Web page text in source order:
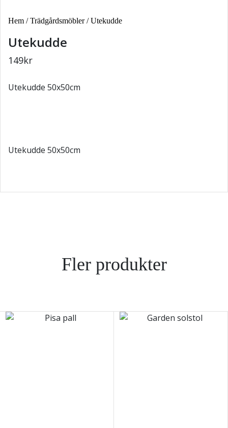
Hem /Trädgårdsmöbler/ Utekudde
Utekudde
149kr
Utekudde 50x50cm
Utekudde 50x50cm
Fler produkter